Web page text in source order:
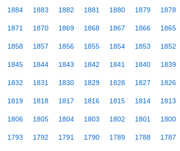
1884 1883 1882 1881 1880 1879 1878
1871 1870 1869 1868 1867 1866 1865
1858 1857 1856 1855 1854 1853 1852
1845 1844 1843 1842 1841 1840 1839
1832 1831 1830 1829 1828 1827 1826
1819 1818 1817 1816 1815 1814 1813
1806 1805 1804 1803 1802 1801 1800
1793 1792 1791 1790 1789 1788 1787